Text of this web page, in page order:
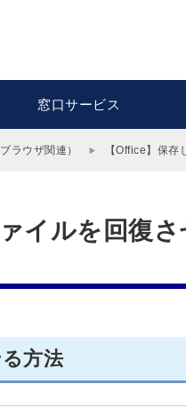
窓口サービス
ラウザ関連） 【Office】保
イルを回復
方法